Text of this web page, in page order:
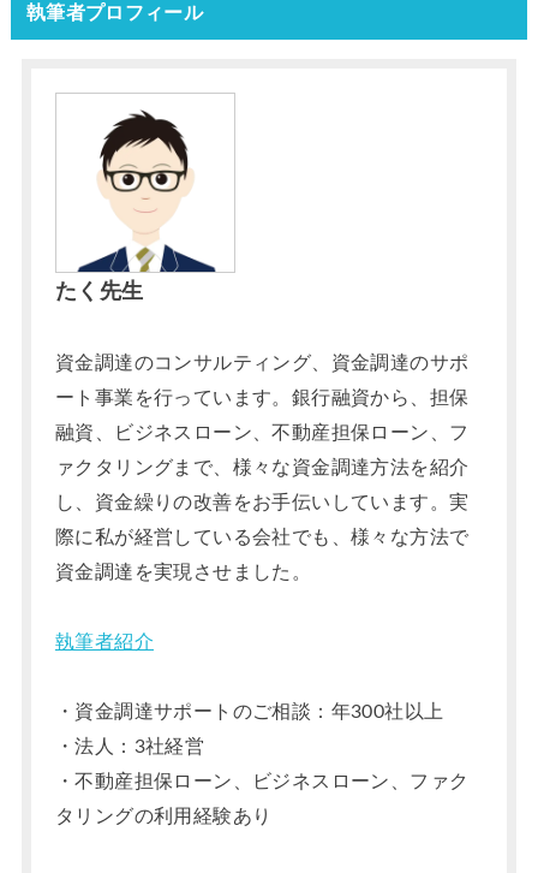
執筆者プロフィール
たく先生
資金調達のコンサルティング、資金調達のサポ
ート事業を行っています。銀行融資から、担保
融資、ビジネスローン、不動産担保ローン、フ
ァクタリングまで、様々な資金調達方法を紹介
し、資金繰りの改善をお手伝いしています。実
際に私が経営している会社でも、様々な方法で
資金調達を実現させました。
執筆者紹介
・資金調達サポートのご相談：年300社以上
・法人：3社経営
・不動産担保ローン、ビジネスローン、ファク
タリングの利用経験あり